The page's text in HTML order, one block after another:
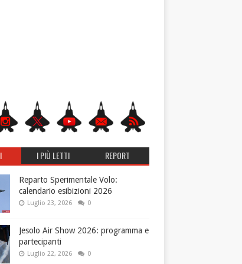
I PIÙ LETTI REPORT
Reparto Sperimentale Volo:
calendario esibizioni 2026
Luglio 23, 2026 0
Jesolo Air Show 2026: programma e
partecipanti
Luglio 22, 2026 0